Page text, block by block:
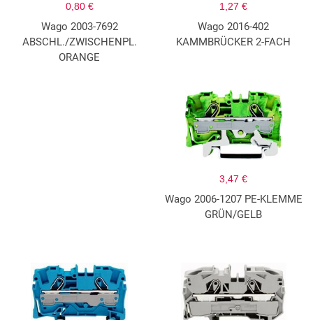
0,80 €
Wago 2003-7692
ABSCHL./ZWISCHENPL.
ORANGE
1,27 €
Wago 2016-402
KAMMBRÜCKER 2-FACH
3,47 €
Wago 2006-1207 PE-KLEMME
GRÜN/GELB